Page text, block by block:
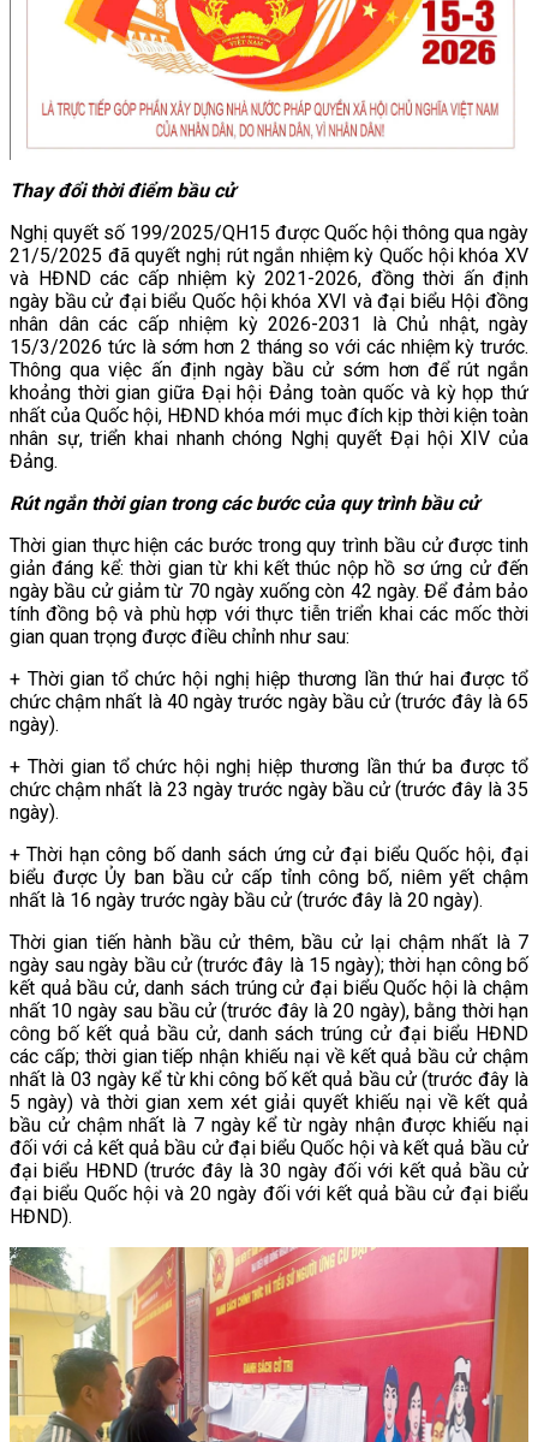
Thay đổi thời điểm bầu cử
Nghị quyết số 199/2025/QH15 được Quốc hội thông qua ngày
21/5/2025 đã quyết nghị rút ngắn nhiệm kỳ Quốc hội khóa XV
và HĐND các cấp nhiệm kỳ 2021-2026, đồng thời ấn định
ngày bầu cử đại biểu Quốc hội khóa XVI và đại biểu Hội đồng
nhân dân các cấp nhiệm kỳ 2026-2031 là Chủ nhật, ngày
15/3/2026 tức là sớm hơn 2 tháng so với các nhiệm kỳ trước.
Thông qua việc ấn định ngày bầu cử sớm hơn để rút ngắn
khoảng thời gian giữa Đại hội Đảng toàn quốc và kỳ họp thứ
nhất của Quốc hội, HĐND khóa mới mục đích kịp thời kiện toàn
nhân sự, triển khai nhanh chóng Nghị quyết Đại hội XIV của
Đảng.
Rút ngắn thời gian trong các bước của quy trình bầu cử
Thời gian thực hiện các bước trong quy trình bầu cử được tinh
giản đáng kể: thời gian từ khi kết thúc nộp hồ sơ ứng cử đến
ngày bầu cử giảm từ 70 ngày xuống còn 42 ngày. Để đảm bảo
tính đồng bộ và phù hợp với thực tiễn triển khai các mốc thời
gian quan trọng được điều chỉnh như sau:
+ Thời gian tổ chức hội nghị hiệp thương lần thứ hai được tổ
chức chậm nhất là 40 ngày trước ngày bầu cử (trước đây là 65
ngày).
+ Thời gian tổ chức hội nghị hiệp thương lần thứ ba được tổ
chức chậm nhất là 23 ngày trước ngày bầu cử (trước đây là 35
ngày).
+ Thời hạn công bố danh sách ứng cử đại biểu Quốc hội, đại
biểu được Ủy ban bầu cử cấp tỉnh công bố, niêm yết chậm
nhất là 16 ngày trước ngày bầu cử (trước đây là 20 ngày).
Thời gian tiến hành bầu cử thêm, bầu cử lại chậm nhất là 7
ngày sau ngày bầu cử (trước đây là 15 ngày); thời hạn công bố
kết quả bầu cử, danh sách trúng cử đại biểu Quốc hội là chậm
nhất 10 ngày sau bầu cử (trước đây là 20 ngày), bằng thời hạn
công bố kết quả bầu cử, danh sách trúng cử đại biểu HĐND
các cấp; thời gian tiếp nhận khiếu nại về kết quả bầu cử chậm
nhất là 03 ngày kể từ khi công bố kết quả bầu cử (trước đây là
5 ngày) và thời gian xem xét giải quyết khiếu nại về kết quả
bầu cử chậm nhất là 7 ngày kể từ ngày nhận được khiếu nại
đối với cả kết quả bầu cử đại biểu Quốc hội và kết quả bầu cử
đại biểu HĐND (trước đây là 30 ngày đối với kết quả bầu cử
đại biểu Quốc hội và 20 ngày đối với kết quả bầu cử đại biểu
HĐND).